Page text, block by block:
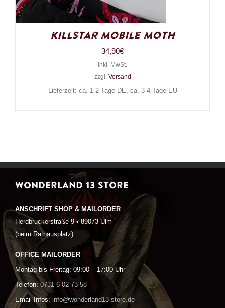
Killstar Mobile Moth
34,90€
Inkl. MwSt.
zzgl. Versand
Lieferzeit: ca. 1-2 Tage DE, ca. 3-4 Tage EU
WONDERLAND 13 STORE
ANSCHRIFT SHOP & MAILORDER
Herdbruckerstraße 9 • 89073 Ulm
(beim Rathausplatz)
OFFICE MAILORDER
Montag bis Freitag: 09:00 – 17:00 Uhr
Telefon: 0731-6 02 73 58
Email Infos: info@wonderland13-store.de